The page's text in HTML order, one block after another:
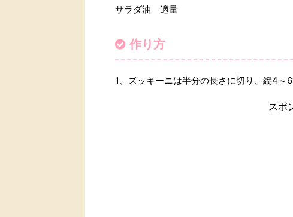
サラダ油 適量
作り方
1、ズッキーニは半分の長さに切り、縦4～6
スポ